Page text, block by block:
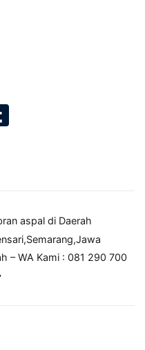
aspal di Daerah
– WA Kami : 081 290 700